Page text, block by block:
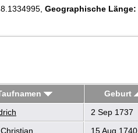
Geographische Länge:
Geburt
2 Sep 1737
15 Aug 1740